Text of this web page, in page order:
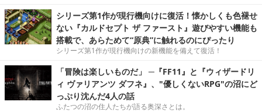
シリーズ第1作が現行機向けに復活！懐かしくも色褪せ
ない『カルドセプト ザ ファースト』遊びやすい機能も
搭載で、あらためて“原典”に触れるのにぴったり
シリーズ第1作が現行機向けの新機能を備えて復活！
「冒険は楽しいものだ」 ─『FF11』と『ウィザードリ
ィ ヴァリアンツ ダフネ』、"優しくないRPG"の沼にど
っぷり沈んだ4人の話
ふたつの沼の住人たちが語る奥深さとは。